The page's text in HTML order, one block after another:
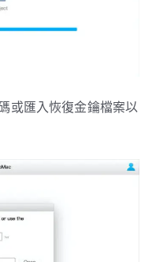
或匯入恢復金鑰檔案以